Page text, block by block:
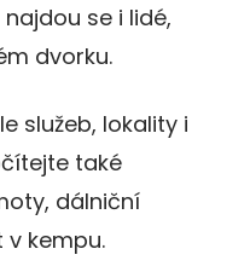
se i lidé,
dvorku.
služeb, lokality i
také
dálniční
kempu.